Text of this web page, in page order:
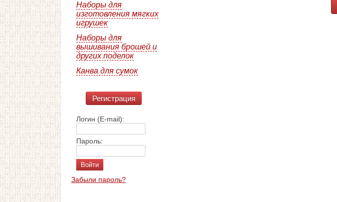
Наборы для
изготовления мягких
игрушек
Наборы для
вышивания брошей и
других поделок
Канва для сумок
Регистрация
Логин (E-mail):
Пароль:
Забыли пароль?